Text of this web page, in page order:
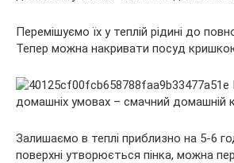
Перемішуємо їх у теплій рідині до
Тепер можна накривати посуд
Залишаємо в теплі приблизно на 5-6
поверхні утворюється пінка, можна